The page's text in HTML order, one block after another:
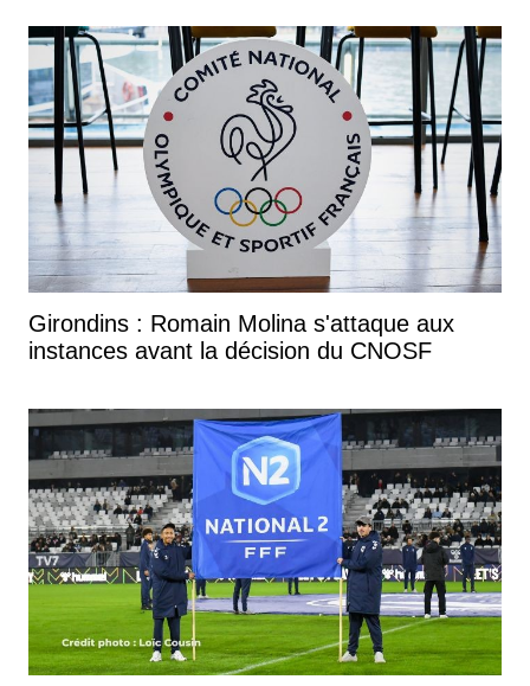
Girondins : Romain Molina s'attaque aux
instances avant la décision du CNOSF